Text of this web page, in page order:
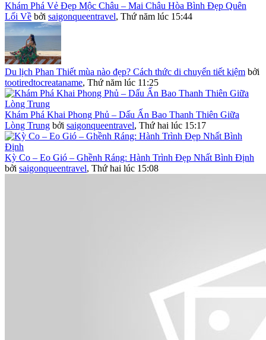
Khám Phá Vẻ Đẹp Mộc Châu – Mai Châu Hòa Bình Đẹp Quên
Lối Về bởi saigonqueentravel, Thứ năm lúc 15:44
Du lịch Phan Thiết mùa nào đẹp? Cách thức di chuyển tiết kiệm bởi
tootiredtocreataname, Thứ năm lúc 11:25
Khám Phá Khai Phong Phủ – Dấu Ấn Bao Thanh Thiên Giữa
Lòng Trung bởi saigonqueentravel, Thứ hai lúc 15:17
Kỳ Co – Eo Gió – Ghềnh Ráng: Hành Trình Đẹp Nhất Bình Định
bởi saigonqueentravel, Thứ hai lúc 15:08